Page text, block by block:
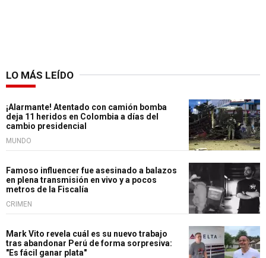
LO MÁS LEÍDO
¡Alarmante! Atentado con camión bomba
deja 11 heridos en Colombia a días del
cambio presidencial
MUNDO
Famoso influencer fue asesinado a balazos
en plena transmisión en vivo y a pocos
metros de la Fiscalía
CRIMEN
Mark Vito revela cuál es su nuevo trabajo
tras abandonar Perú de forma sorpresiva:
"Es fácil ganar plata"